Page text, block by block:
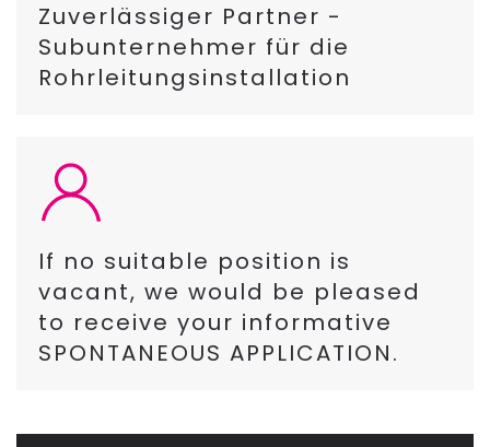
Zuverlässiger Partner -
Subunternehmer für die
Rohrleitungsinstallation
If no suitable position is
vacant, we would be pleased
to receive your informative
SPONTANEOUS APPLICATION.